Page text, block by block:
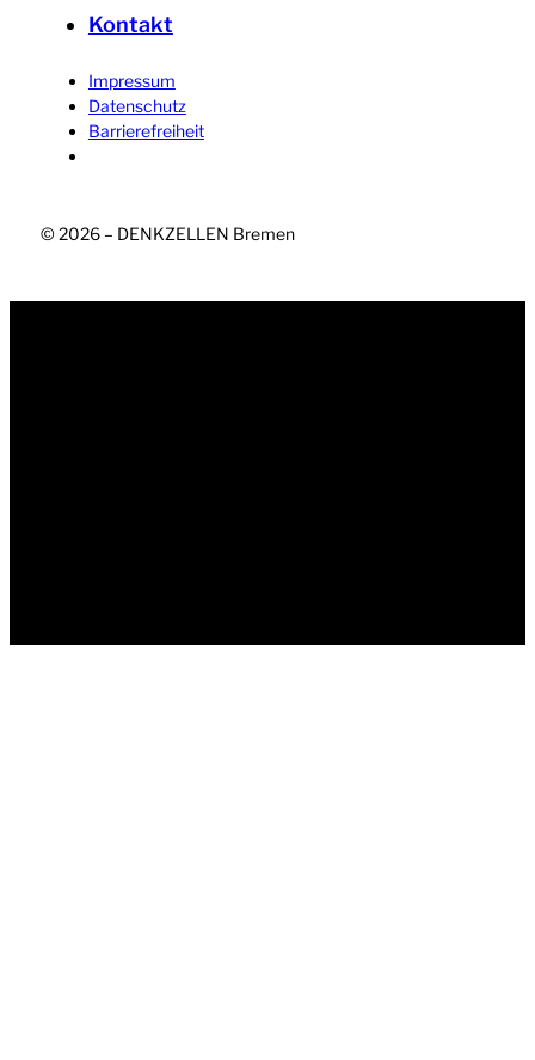
Kontakt
Impressum
Datenschutz
Barrierefreiheit
© 2026 – DENKZELLEN Bremen